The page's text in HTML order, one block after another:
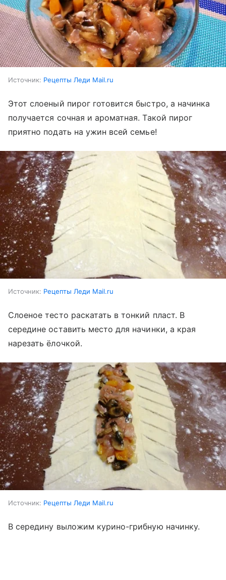
Источник: Рецепты Леди Mail.ru
Этот слоеный пирог готовится быстро, а начинка
получается сочная и ароматная. Такой пирог
приятно подать на ужин всей семье!
Источник: Рецепты Леди Mail.ru
Слоеное тесто раскатать в тонкий пласт. В
середине оставить место для начинки, а края
нарезать ёлочкой.
Источник: Рецепты Леди Mail.ru
В середину выложим курино-грибную начинку.